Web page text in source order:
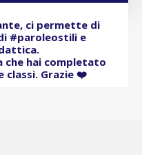
ci permette di
#paroleostili e
che hai completato
classi. Grazie ❤️